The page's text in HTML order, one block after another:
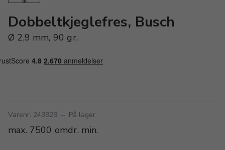
Dobbeltkjeglefres, Busch
Ø 2,9 mm, 90 gr.
Varenr. 243929 – På lager
max. 7500 omdr. min.